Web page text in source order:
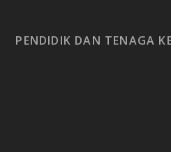
PENDIDIK DAN TENAGA